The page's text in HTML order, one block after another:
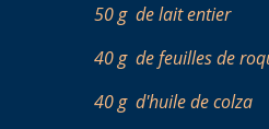
50 g de lait entier
40 g de feuilles de
40 g d'huile de colza